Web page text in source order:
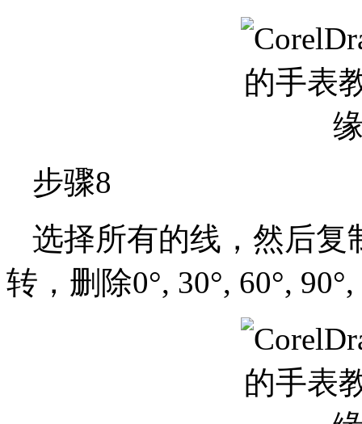
步骤8
选择所有的线，然后复
转，删除0°, 30°, 60°,